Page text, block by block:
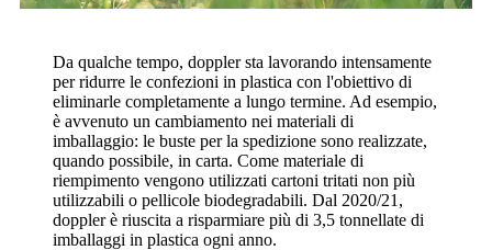
Da qualche tempo, doppler sta lavorando intensamente
per ridurre le confezioni in plastica con l'obiettivo di
eliminarle completamente a lungo termine. Ad esempio,
è avvenuto un cambiamento nei materiali di
imballaggio: le buste per la spedizione sono realizzate,
quando possibile, in carta. Come materiale di
riempimento vengono utilizzati cartoni tritati non più
utilizzabili o pellicole biodegradabili. Dal 2020/21,
doppler è riuscita a risparmiare più di 3,5 tonnellate di
imballaggi in plastica ogni anno.